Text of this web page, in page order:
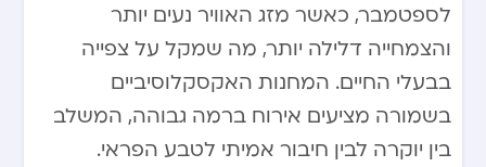
לספטמבר, כאשר מזג האוויר נעים יותר
והצמחייה דלילה יותר, מה שמקל על צפייה
בבעלי החיים. המחנות האקסקלוסיביים
בשמורה מציעים אירוח ברמה גבוהה, המשלב
בין יוקרה לבין חיבור אמיתי לטבע הפראי.